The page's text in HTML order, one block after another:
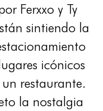
Ferxxo y Ty
sintiendo la
icónicos
restaurante.
la nostalgia